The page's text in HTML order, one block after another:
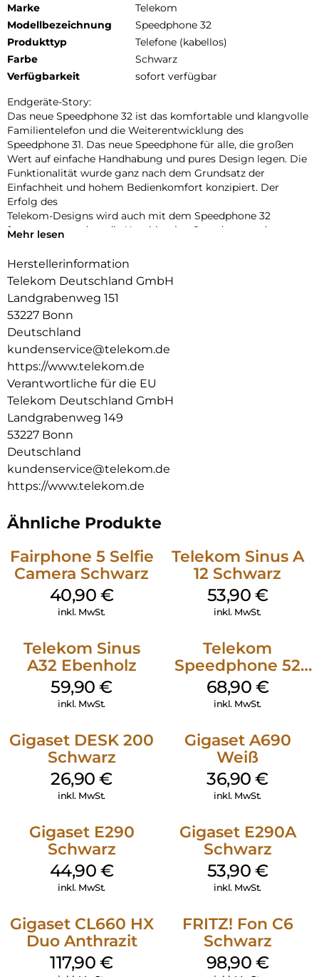
Marke
Telekom
Modellbezeichnung
Speedphone 32
Produkttyp
Telefone (kabellos)
Farbe
Schwarz
Verfügbarkeit
sofort verfügbar
Endgeräte-Story:
Das neue Speedphone 32 ist das komfortable und klangvolle
Familientelefon und die Weiterentwicklung des
Speedphone 31. Das neue Speedphone für alle, die großen
Wert auf einfache Handhabung und pures Design legen. Die
Funktionalität wurde ganz nach dem Grundsatz der
Einfachheit und hohem Bedienkomfort konzipiert. Der
Erfolg des
Telekom-Designs wird auch mit dem Speedphone 32
fortgesetzt, so dass die Kombination Speedport und
eine perfekte Einheit bilden. Das Speedphone 32 ist derzeit
Basis, wie z.B. Speedport Smart oder Speedport Pro, in
Verbindung mit einem IP-basierten Anschluss optimiert. Das
große
Farbdisplay, die ergonomische Tastatur mit
Multifunktionstaste (3-Wege Navigation), die einfache
Inbetriebnahme, die
intuitive Benutzerführung und HD Voice runden das
Kundenerlebnis ab.
Das Speedphone 32 kann auch als zusätzliches Mobilteil an
den Modellvarianten mit eigener Basis eingesetzt werden.
Mehr lesen
Herstellerinformation
Telekom Deutschland GmbH
Landgrabenweg 151
53227 Bonn
Deutschland
kundenservice@telekom.de
https://www.telekom.de
Verantwortliche für die EU
Telekom Deutschland GmbH
Landgrabenweg 149
53227 Bonn
Deutschland
kundenservice@telekom.de
https://www.telekom.de
Ähnliche Produkte
Fairphone 5 Selfie
Camera Schwarz
40,90 €
inkl. MwSt.
Telekom Sinus A
12 Schwarz
53,90 €
inkl. MwSt.
Telekom Sinus
A32 Ebenholz
59,90€
inkl. MwSt.
Telekom
Speedphone 52
Schwarz
68,90 €
inkl. MwSt.
Gigaset DESK 200
Schwarz
26,90€
inkl. MwSt.
Gigaset A690
Weiß
36,90€
inkl. MwSt.
Gigaset E290
Schwarz
44,90 €
inkl. MwSt.
Gigaset E290A
Schwarz
53,90 €
inkl. MwSt.
Gigaset CL660 HX
Duo Anthrazit
117,90€
FRITZ! Fon C6
Schwarz
98,90 €